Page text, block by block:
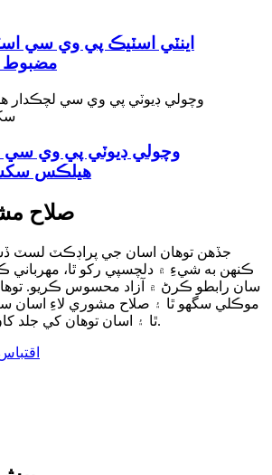
اينٽي اسٽيڪ پي وي سي
مضبوط
وچولي ڊيوٽي پي وي سي
هيلڪس
صلاح
جڏهن توهان اسان جي پراڊڪٽ لسٽ
ڪنهن به شيءِ ۾ دلچسپي رکو ٿا، مهرباني
سان رابطو ڪرڻ ۾ آزاد محسوس ڪريو.
موڪلي سگهو ٿا ۽ صلاح مشوري لاءِ اسان
ٿا ۽ اسان توهان کي جلد کان جلد جواب ڏينداسين.